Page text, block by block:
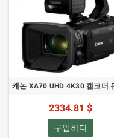
2334.81 $
구입하다